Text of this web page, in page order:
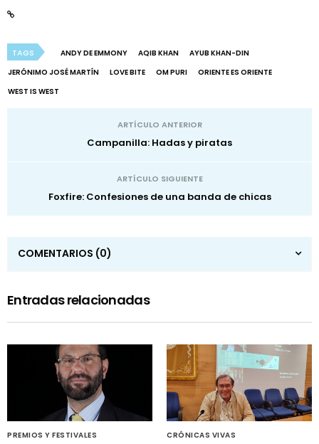
TAGS ANDY DE EMMONY AQIB KHAN
AYUB KHAN-DIN
JERÓNIMO JOSÉ MARTÍN
LOVE BITE OM PURI
ORIENTE ES ORIENTE
WEST IS WEST
ARTÍCULO ANTERIOR
Campanilla: Hadas y piratas
ARTÍCULO SIGUIENTE
Foxfire: Confesiones de una banda de chicas
COMENTARIOS (0)
Entradas relacionadas
PREMIOS Y FESTIVALES CRÓNICAS VIVAS